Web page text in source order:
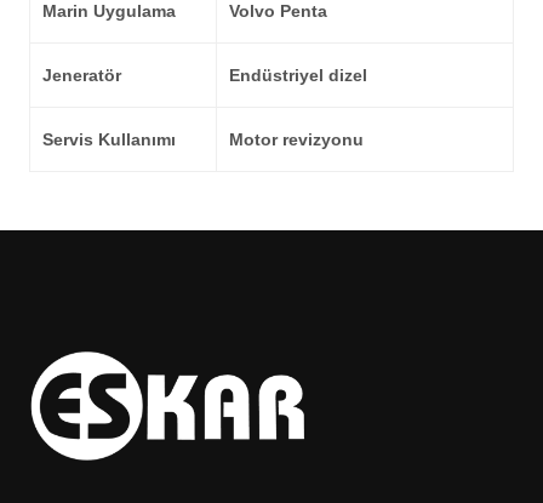
Marin Uygulama Volvo Penta
Jeneratör Endüstriyel dizel
Servis Kullanımı Motor revizyonu